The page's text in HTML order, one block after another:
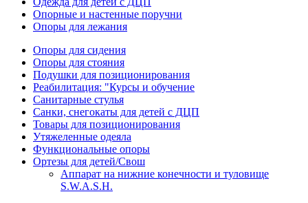
Опорные и настенные поручни
Опоры для лежания
Опоры для сидения
Опоры для стояния
Подушки для позиционирования
Реабилитация: "Курсы и обучение
Санитарные стулья
Санки, снегокаты для детей с ДЦП
Товары для позиционирования
Утяжеленные одеяла
Функциональные опоры
Ортезы для детей/Свош
Аппарат на нижние конечности и туловище
S.W.A.S.H.